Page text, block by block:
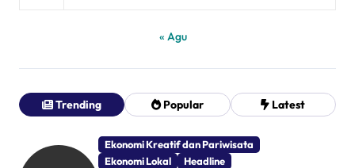
« Agu
Trending Popular Latest
Ekonomi Kreatif dan Pariwisata
Ekonomi Lokal
Headline